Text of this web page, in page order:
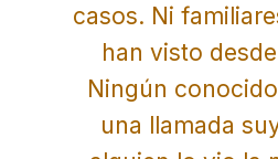
casos. Ni
han visto
Ningún
una llamada